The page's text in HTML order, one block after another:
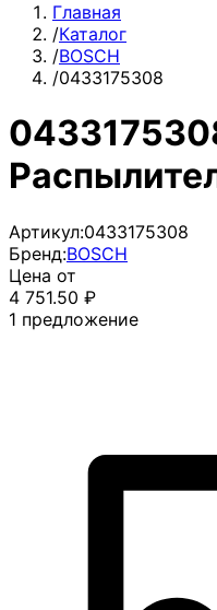
Главная
/Каталог
/BOSCH
/0433175308
Артикул:0433175308
Бренд:BOSCH
Цена от
4 751.50 ₽
1 предложение